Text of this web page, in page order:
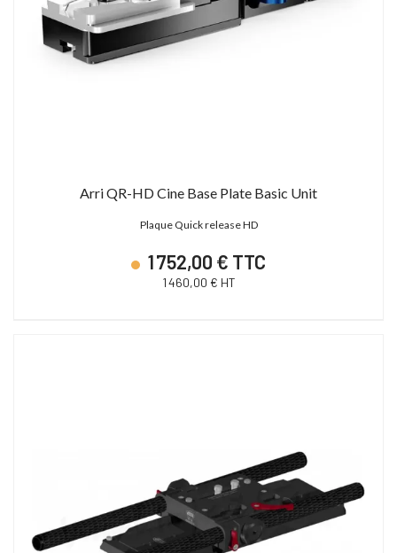
Arri QR-HD Cine Base Plate Basic Unit
Plaque Quick release HD
1 752,00 € TTC
1 460,00 € HT